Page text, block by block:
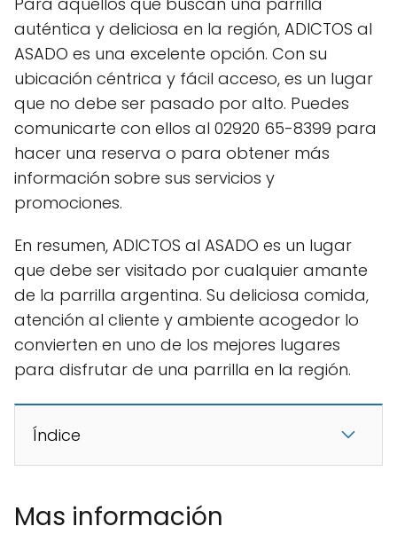
auténtica y deliciosa en la región, ADICTOS al
ASADO es una excelente opción. Con su
ubicación céntrica y fácil acceso, es un lugar
que no debe ser pasado por alto. Puedes
comunicarte con ellos al 02920 65-8399 para
hacer una reserva o para obtener más
información sobre sus servicios y
promociones.
En resumen, ADICTOS al ASADO es un lugar
que debe ser visitado por cualquier amante
de la parrilla argentina. Su deliciosa comida,
atención al cliente y ambiente acogedor lo
convierten en uno de los mejores lugares
para disfrutar de una parrilla en la región.
Índice
Mas información